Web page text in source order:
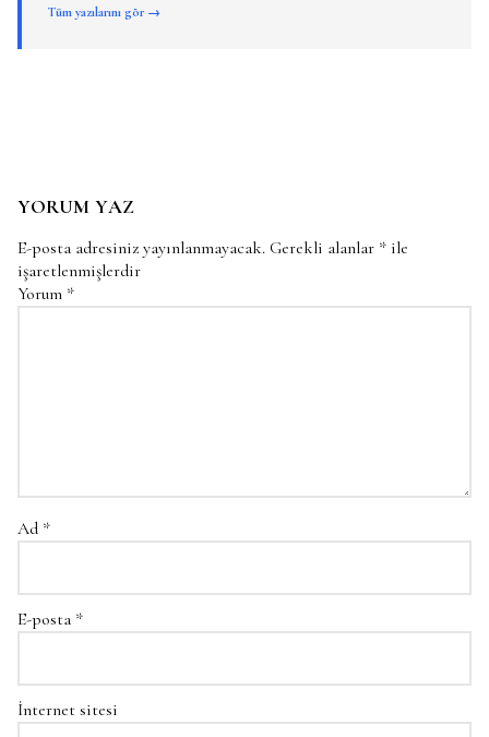
Tüm yazılarını gör →
YORUM YAZ
E-posta adresiniz yayınlanmayacak. Gerekli alanlar * ile
işaretlenmişlerdir
Yorum *
Ad *
E-posta *
İnternet sitesi